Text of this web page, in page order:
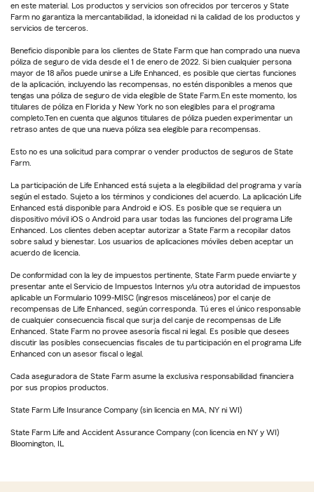
en este material. Los productos y servicios son ofrecidos por terceros y State
Farm no garantiza la mercantabilidad, la idoneidad ni la calidad de los productos y
servicios de terceros.
Beneficio disponible para los clientes de State Farm que han comprado una nueva
póliza de seguro de vida desde el 1 de enero de 2022. Si bien cualquier persona
mayor de 18 años puede unirse a Life Enhanced, es posible que ciertas funciones
de la aplicación, incluyendo las recompensas, no estén disponibles a menos que
tengas una póliza de seguro de vida elegible de State Farm.En este momento, los
titulares de póliza en Florida y New York no son elegibles para el programa
completo.Ten en cuenta que algunos titulares de póliza pueden experimentar un
retraso antes de que una nueva póliza sea elegible para recompensas.
Esto no es una solicitud para comprar o vender productos de seguros de State
Farm.
La participación de Life Enhanced está sujeta a la elegibilidad del programa y varía
según el estado. Sujeto a los términos y condiciones del acuerdo. La aplicación Life
Enhanced está disponible para Android e iOS. Es posible que se requiera un
dispositivo móvil iOS o Android para usar todas las funciones del programa Life
Enhanced. Los clientes deben aceptar autorizar a State Farm a recopilar datos
sobre salud y bienestar. Los usuarios de aplicaciones móviles deben aceptar un
acuerdo de licencia.
De conformidad con la ley de impuestos pertinente, State Farm puede enviarte y
presentar ante el Servicio de Impuestos Internos y/u otra autoridad de impuestos
aplicable un Formulario 1099-MISC (ingresos misceláneos) por el canje de
recompensas de Life Enhanced, según corresponda. Tú eres el único responsable
de cualquier consecuencia fiscal que surja del canje de recompensas de Life
Enhanced. State Farm no provee asesoría fiscal ni legal. Es posible que desees
discutir las posibles consecuencias fiscales de tu participación en el programa Life
Enhanced con un asesor fiscal o legal.
Cada aseguradora de State Farm asume la exclusiva responsabilidad financiera
por sus propios productos.
State Farm Life Insurance Company (sin licencia en MA, NY ni WI)
State Farm Life and Accident Assurance Company (con licencia en NY y WI)
Bloomington, IL